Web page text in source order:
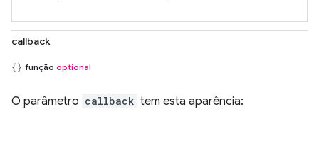
callback
função optional
O parâmetro callback tem esta aparência: